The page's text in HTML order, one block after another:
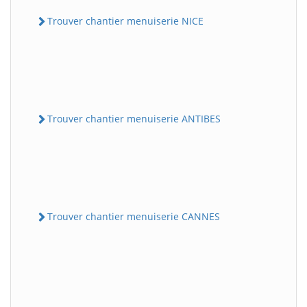
Trouver chantier menuiserie NICE
Trouver chantier menuiserie ANTIBES
Trouver chantier menuiserie CANNES